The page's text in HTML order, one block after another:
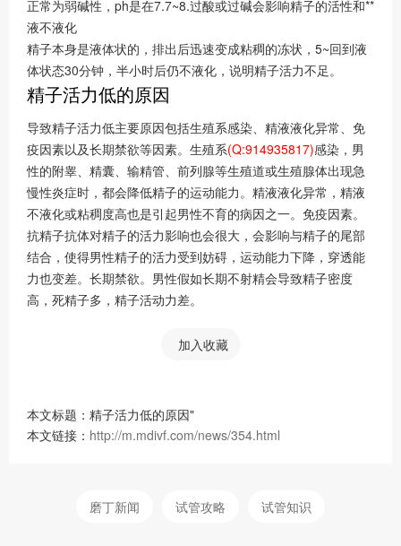
正常为弱碱性，ph是在7.7~8.过酸或过碱会影响精子的活性和**
液不液化
精子本身是液体状的，排出后迅速变成粘稠的冻状，5~回到液
体状态30分钟，半小时后仍不液化，说明精子活力不足。
精子活力低的原因
导致精子活力低主要原因包括生殖系感染、精液液化异常、免
疫因素以及长期禁欲等因素。生殖系(Q:914935817)感染，男
性的附睾、精囊、输精管、前列腺等生殖道或生殖腺体出现急
慢性炎症时，都会降低精子的运动能力。精液液化异常，精液
不液化或粘稠度高也是引起男性不育的病因之一。免疫因素。
抗精子抗体对精子的活力影响也会很大，会影响与精子的尾部
结合，使得男性精子的活力受到妨碍，运动能力下降，穿透能
力也变差。长期禁欲。男性假如长期不射精会导致精子密度
高，死精子多，精子活动力差。
加入收藏
本文标题：精子活力低的原因"
本文链接： http://m.mdivf.com/news/354.html
磨丁新闻 试管攻略 试管知识